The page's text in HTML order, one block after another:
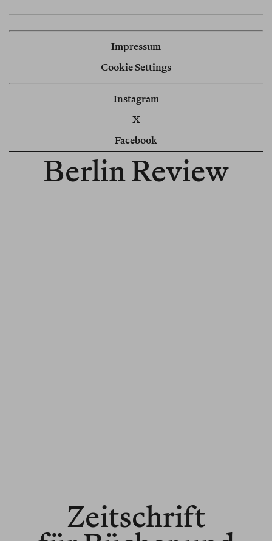
Impressum
Cookie Settings
Instagram
X
Facebook
Berlin Review
Zeitschrift